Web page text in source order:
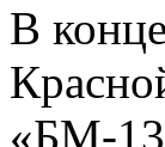
В
«БМ-